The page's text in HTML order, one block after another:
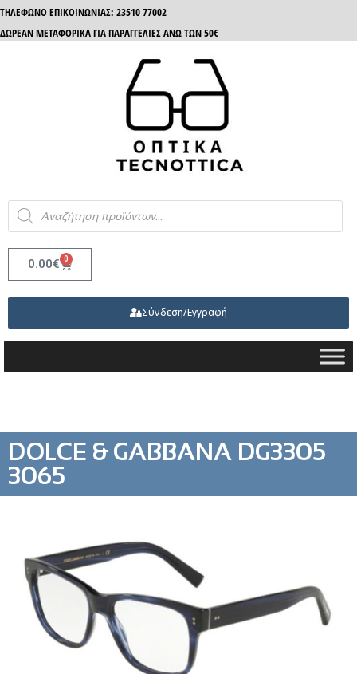
ΤΗΛΈΦΩΝΟ ΕΠΙΚΟΙΝΩΝΊΑΣ: 23510 77002
ΔΩΡΕΑΝ ΜΕΤΑΦΟΡΙΚΑ ΓΙΑ ΠΑΡΑΓΓΕΛΙΕΣ ΑΝΩ ΤΩΝ 50€
0.00€ 0
Σύνδεση/Εγγραφή
DOLCE & GABBANA DG3305
3065